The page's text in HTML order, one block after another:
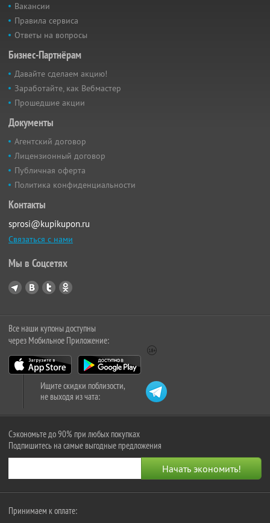
Вакансии
Правила сервиса
Ответы на вопросы
Бизнес-Партнёрам
Давайте сделаем акцию!
Заработайте, как Вебмастер
Прошедшие акции
Документы
Агентский договор
Лицензионный договор
Публичная оферта
Политика конфиденциальности
Контакты
sprosi@kupikupon.ru
Связаться с нами
Мы в Соцсетях
Все наши купоны доступны
через Мобильное Приложение:
Ищите скидки поблизости,
не выходя из чата:
Сэкономьте до 90% при любых покупках
Подпишитесь на самые выгодные предложения
Принимаем к оплате: